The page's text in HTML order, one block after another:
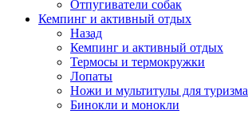
Отпугиватели собак
Кемпинг и активный отдых
Назад
Кемпинг и активный отдых
Термосы и термокружки
Лопаты
Ножи и мультитулы для туризма
Бинокли и монокли